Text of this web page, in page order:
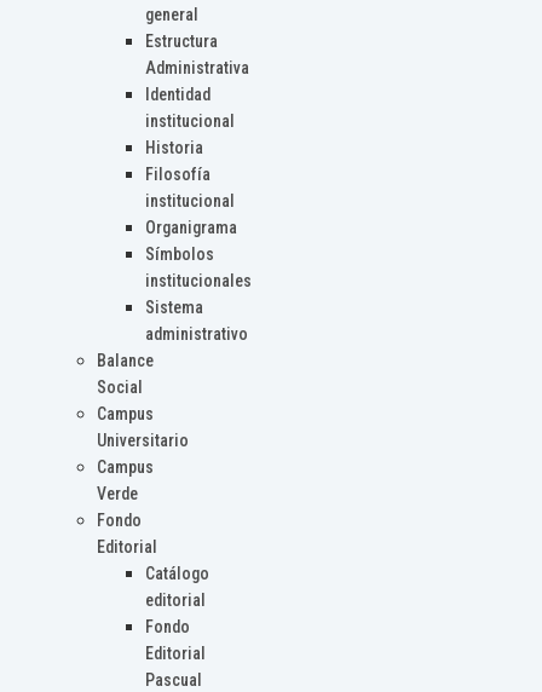
general
Estructura
Administrativa
Identidad
institucional
Historia
Filosofía
institucional
Organigrama
Símbolos
institucionales
Sistema
administrativo
Balance
Social
Campus
Universitario
Campus
Verde
Fondo
Editorial
Catálogo
editorial
Fondo
Editorial
Pascual